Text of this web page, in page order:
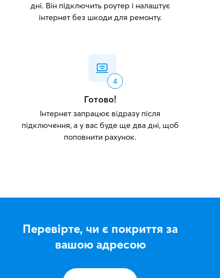
дні. Він підключить роутер і налаштує
інтернет без шкоди для ремонту.
Готово!
Інтернет запрацює відразу після
підключення, а у вас буде ще два дні, щоб
поповнити рахунок.
Перевірте, чи є покриття за
вашою адресою